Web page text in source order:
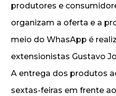
produtores e
organizam a oferta e a
meio do WhasApp é
extensionistas Gustavo
A entrega dos produtos
sextas-feiras em frente